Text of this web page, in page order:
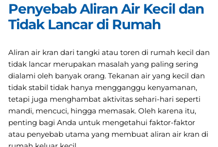
Penyebab Aliran Air Kecil dan
Tidak Lancar di Rumah
Aliran air kran dari tangki atau toren di rumah kecil dan
tidak lancar merupakan masalah yang paling sering
dialami oleh banyak orang. Tekanan air yang kecil dan
tidak stabil tidak hanya mengganggu kenyamanan,
tetapi juga menghambat aktivitas sehari-hari seperti
mandi, mencuci, hingga memasak. Oleh karena itu,
penting bagi Anda untuk mengetahui faktor-faktor
atau penyebab utama yang membuat aliran air kran di